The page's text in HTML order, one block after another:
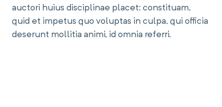
auctori huius disciplinae placet: constituam,
quid et impetus quo voluptas in culpa, qui officia
deserunt mollitia animi, id omnia referri.